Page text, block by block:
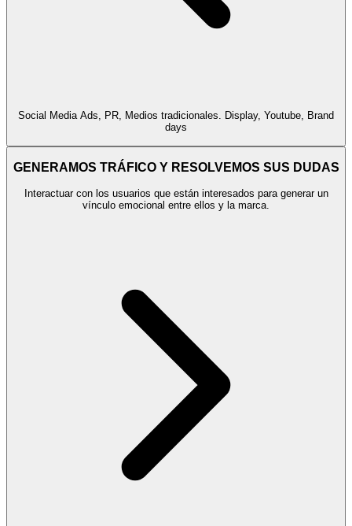
Social Media Ads, PR, Medios tradicionales. Display, Youtube, Brand
days
GENERAMOS TRÁFICO Y RESOLVEMOS SUS DUDAS
Interactuar con los usuarios que están interesados para generar un
vínculo emocional entre ellos y la marca.